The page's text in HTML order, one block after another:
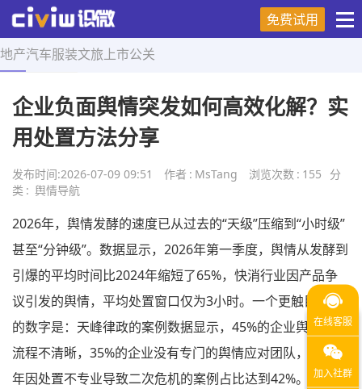
免费试用
地产汽车服装文旅 上市公关
首页 > 舆情导航 > 正文
企业负面舆情突发如何高效化解？实
用处置方法分享
发布时间:2026-07-09 09:51 作者 : MsTang 浏览次数 : 155
分
类 : 舆情导航
2026年，舆情发酵的速度已从过去的“天级”压缩到“小时级”
甚至“分钟级”。数据显示，2026年第一季度，舆情从发酵到
引爆的平均时间比2024年缩短了65%，快消行业因产品争
议引发的舆情，平均处置窗口仅为3小时。一个更触目惊心
的数字是：天峰律政的案例数据显示，45%的企业舆情应对
流程不清晰，35%的企业没有专门的舆情应对团队，2026
年因处置不专业导致二次危机的案例占比达到42%。换句话